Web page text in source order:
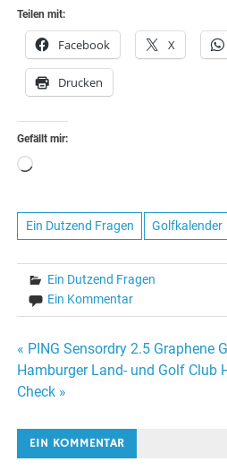
Teilen mit:
Facebook X
Drucken
Gefällt mir:
Wird
Ein Dutzend Fragen Golfkalender
Ein Dutzend Fragen
Ein Kommentar
Beitragsnavigation
« PING Sensordry 2.5 Graphene
Hamburger Land- und Golf Club
Check »
EIN KOMMENTAR